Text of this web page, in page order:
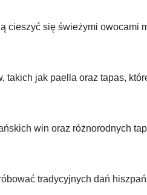
cieszyć się świeżymi owocami
takich jak paella oraz tapas,
win oraz różnorodnych
tradycyjnych dań